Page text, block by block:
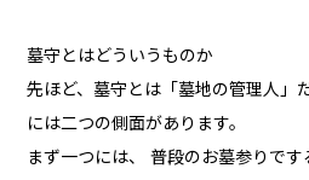
墓守とはどういうものか
先ほど、墓守とは「墓地の管理人」
には二つの側面があります。
まず一つには、 普段のお墓参りで